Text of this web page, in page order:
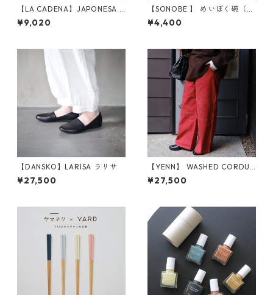
【LA CADENA】JAPONESA V
ELOUR ONE STRAP (NEGRO)
¥9,020
【SONOBE 】 めいぼく碗（け
やき）
¥4,400
【DANSKO】LARISA ラリサ
¥27,500
【YENN】 WASHED CORDUR
OY PANTS（Y244-31111）
¥27,500